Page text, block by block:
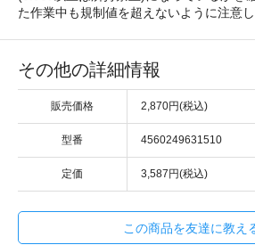
た作業中も規制値を超えないように注意し
その他の詳細情報
販売価格 2,870円(税込)
型番 4560249631510
定価 3,587円(税込)
この商品を友達に教え